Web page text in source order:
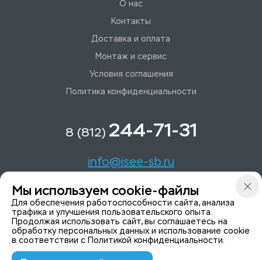
О нас
Контакты
Доставка и оплата
Монтаж и сервис
Условия соглашения
Политика конфиденциальности
8 (812) 244-71-31
info@isee-sb.ru
Светлановский пр-кт, д. 70, корп. 1
Мы в Telegam
Мы используем cookie-файлы
Для обеспечения работоспособности сайта, анализа
трафика и улучшения пользовательского опыта.
Продолжая использовать сайт, вы соглашаетесь на
обработку персональных данных и использование cookie
в соответствии с Политикой конфиденциальности.